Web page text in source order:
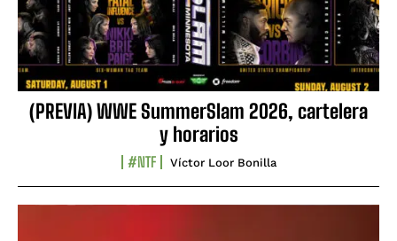
(PREVIA) WWE SummerSlam 2026, cartelera
y horarios
#NTF Víctor Loor Bonilla